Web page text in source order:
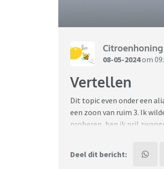
Citroenhoning
08-05-2024om
Vertellen
Dit topic even onder een
een zoon van ruim 3. Ik
proberen, ben ik pril
meteen verteld aan mijn
verrassingsfeestje voor
Deel dit bericht: